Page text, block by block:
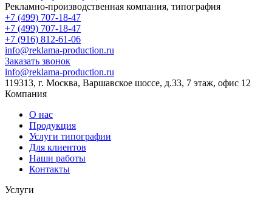
Рекламно-производственная компания, типография
+7 (499) 707-18-47
+7 (499) 707-18-47
+7 (916) 812-61-06
info@reklama-production.ru
Заказать звонок
info@reklama-production.ru
119313, г. Москва, Варшавское шоссе, д.33, 7 этаж, офис 12
Компания
О нас
Продукция
Услуги типографии
Для клиентов
Наши работы
Контакты
Услуги